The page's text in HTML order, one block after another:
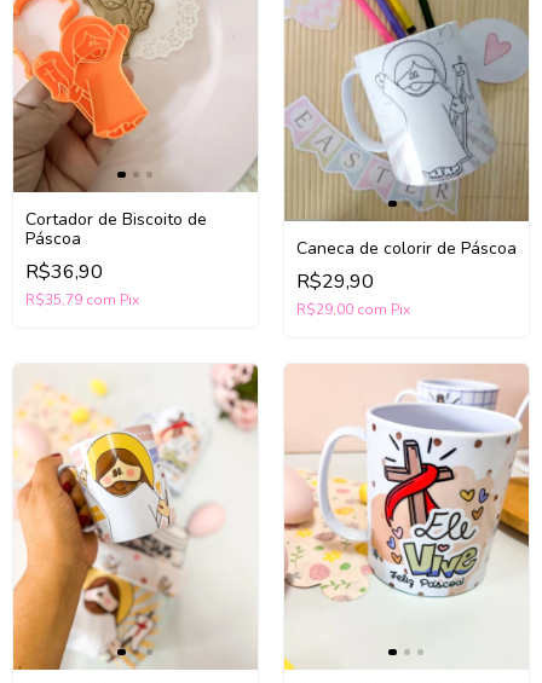
Cortador de Biscoito de
Páscoa
R$36,90
R$35,79 com Pix
Caneca de colorir de Páscoa
R$29,90
R$29,00 com Pix